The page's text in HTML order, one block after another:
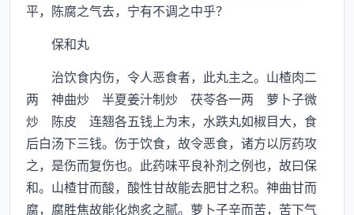
平，陈腐之气去，宁有不调之中乎？
保和丸
治饮食内伤，令人恶食者，此丸主之。山楂肉二
两 神曲炒 半夏姜汁制炒 茯苓各一两 萝卜子微
炒 陈皮 连翘各五钱上为末，水跌丸如椒目大，食
后白汤下三钱。伤于饮食，故令恶食，诸方以厉药攻
之，是伤而复伤也。此药味平良补剂之例也，故曰保
和。山楂甘而酸，酸性甘故能去肥甘之积。神曲甘而
腐，腐胜焦故能化炮炙之腻。萝卜子辛而苦，苦下气